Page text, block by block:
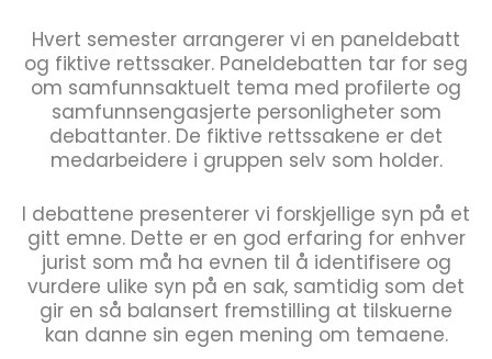
Hvert semester arrangerer vi en paneldebatt
og fiktive rettssaker. Paneldebatten tar for seg
om samfunnsaktuelt tema med profilerte og
samfunnsengasjerte personligheter som
debattanter. De fiktive rettssakene er det
medarbeidere i gruppen selv som holder.
I debattene presenterer vi forskjellige syn på et
gitt emne. Dette er en god erfaring for enhver
jurist som må ha evnen til å identifisere og
vurdere ulike syn på en sak, samtidig som det
gir en så balansert fremstilling at tilskuerne
kan danne sin egen mening om temaene.